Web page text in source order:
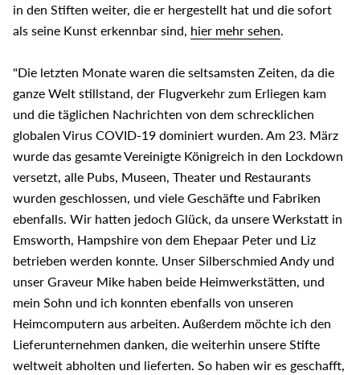
in den Stiften weiter, die er hergestellt hat und die sofort
als seine Kunst erkennbar sind, hier mehr sehen.
"Die letzten Monate waren die seltsamsten Zeiten, da die
ganze Welt stillstand, der Flugverkehr zum Erliegen kam
und die täglichen Nachrichten von dem schrecklichen
globalen Virus COVID-19 dominiert wurden. Am 23. März
wurde das gesamte Vereinigte Königreich in den Lockdown
versetzt, alle Pubs, Museen, Theater und Restaurants
wurden geschlossen, und viele Geschäfte und Fabriken
ebenfalls. Wir hatten jedoch Glück, da unsere Werkstatt in
Emsworth, Hampshire von dem Ehepaar Peter und Liz
betrieben werden konnte. Unser Silberschmied Andy und
unser Graveur Mike haben beide Heimwerkstätten, und
mein Sohn und ich konnten ebenfalls von unseren
Heimcomputern aus arbeiten. Außerdem möchte ich den
Lieferunternehmen danken, die weiterhin unsere Stifte
weltweit abholten und lieferten. So haben wir es geschafft,